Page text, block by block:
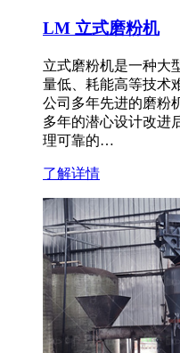
LM 立式磨粉机
立式磨粉机是一种大
量低、耗能高等技术
公司多年先进的磨粉
多年的潜心设计改进
理可靠的…
了解详情